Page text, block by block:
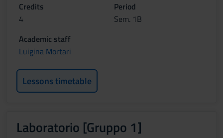
Credits
4
Period
Sem. 1B
Academic staff
Luigina Mortari
Lessons timetable
Laboratorio [Gruppo 1]